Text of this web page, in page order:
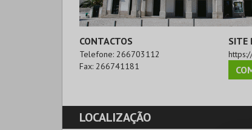
CONTACTOS
Telefone: 266703112
Fax: 266741181
SITE
LOCALIZAÇÃO